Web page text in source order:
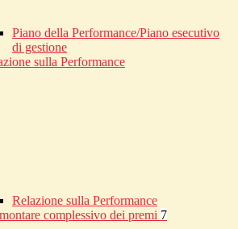
Piano della Performance/Piano esecutivo
di gestione
sulla Performance
Relazione sulla Performance
complessivo dei premi 7